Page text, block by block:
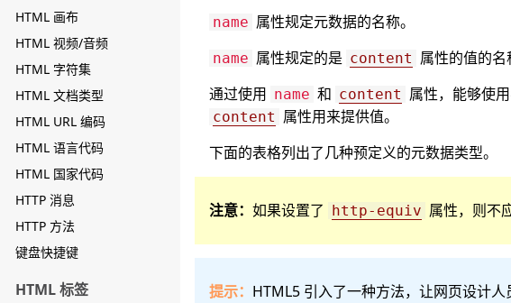
HTML 画布
HTML 视频/音频
HTML 字符集
HTML 文档类型
HTML URL 编码
HTML 语言代码
HTML 国家代码
HTTP 消息
HTTP 方法
键盘快捷键
HTML 标签
name 属性规定元数据的名称。
name 属性规定的是 content 属性的值的名
通过使用 name 和 content 属性，能够使
content 属性用来提供值。
下面的表格列出了几种预定义的元数据类型。
注意： 如果设置了 http-equiv 属性，则不
提示： HTML5 引入了一种方法，让网页设计人